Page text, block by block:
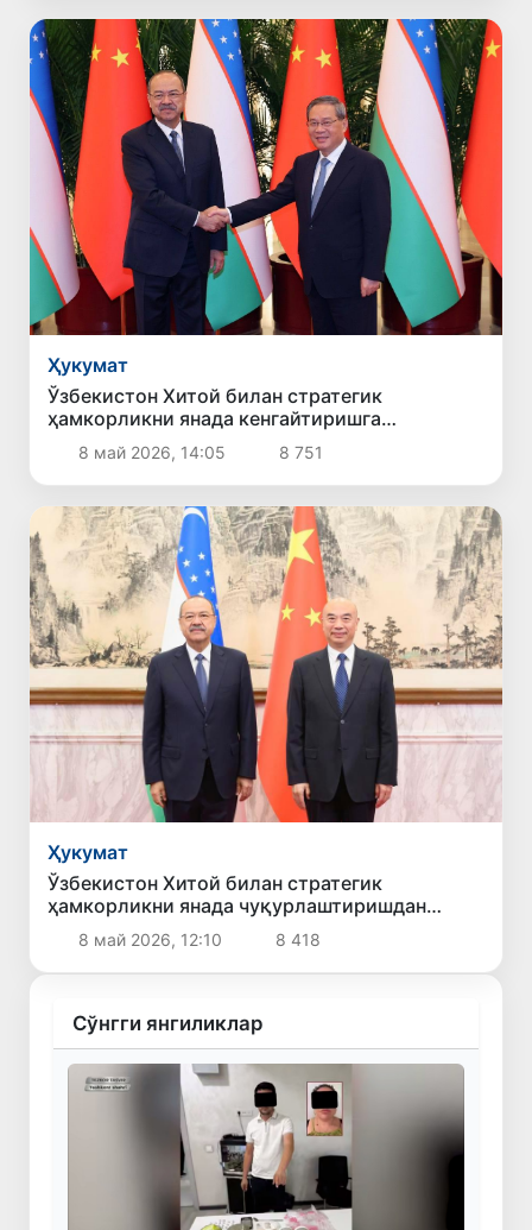
Ҳукумат
Ўзбекистон Хитой билан стратегик
ҳамкорликни янада кенгайтиришга
тайёрлигини билдирди
8 май 2026, 14:05 8 751
Ҳукумат
Ўзбекистон Хитой билан стратегик
ҳамкорликни янада чуқурлаштиришдан
манфаатдорлигини билдирди
8 май 2026, 12:10 8 418
Сўнгги янгиликлар